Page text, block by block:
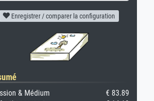
Enregistrer / comparer la configuration
& Médium
€ 83.89